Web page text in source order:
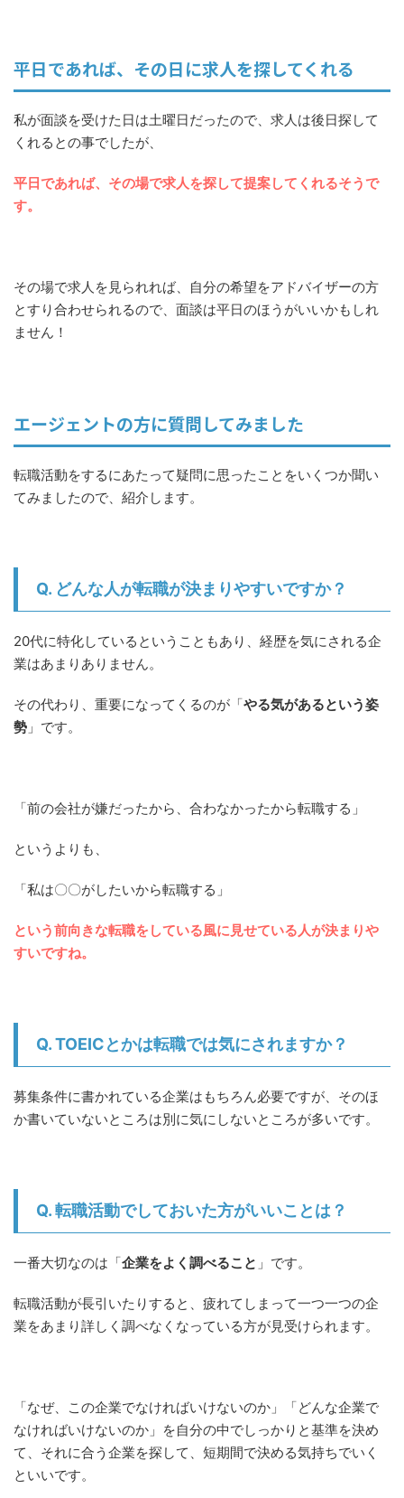
平日であれば、その日に求人を探してくれる
私が面談を受けた日は土曜日だったので、求人は後日探して
くれるとの事でしたが、
平日であれば、その場で求人を探して提案してくれるそうで
す。
その場で求人を見られれば、自分の希望をアドバイザーの方
とすり合わせられるので、面談は平日のほうがいいかもしれ
ません！
エージェントの方に質問してみました
転職活動をするにあたって疑問に思ったことをいくつか聞い
てみましたので、紹介します。
Q. どんな人が転職が決まりやすいですか？
20代に特化しているということもあり、経歴を気にされる企
業はあまりありません。
その代わり、重要になってくるのが「やる気があるという姿
勢 」です。
「前の会社が嫌だったから、合わなかったから転職する」
というよりも、
「私は〇〇がしたいから転職する」
という前向きな転職をしている風に見せている人が決まりや
すいですね。
Q. TOEICとかは転職では気にされますか？
募集条件に書かれている企業はもちろん必要ですが、そのほ
か書いていないところは別に気にしないところが多いです。
Q. 転職活動でしておいた方がいいことは？
一番大切なのは「企業をよく調べること 」です。
転職活動が長引いたりすると、疲れてしまって一つ一つの企
業をあまり詳しく調べなくなっている方が見受けられます。
「なぜ、この企業でなければいけないのか」「どんな企業で
なければいけないのか」を自分の中でしっかりと基準を決め
て、それに合う企業を探して、短期間で決める気持ちでいく
といいです。